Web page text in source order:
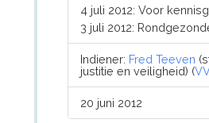
4 juli 2012: Voor
3 juli 2012:
Indiener: Fred Teeven
justitie en veiligheid) (
20 juni 2012